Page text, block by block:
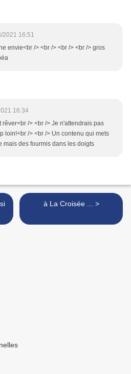
2021 16:51
envie<br /> <br /> <br /> <br /> gros
16:34
rêver<br /> <br /> Je n'attendrais pas
loin!<br /> <br /> Un contenu qui mets
mais des fourmis dans les doigts
à La Croisée ... >